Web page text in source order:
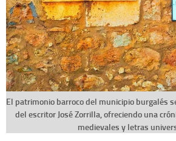
El patrimonio barroco del municipio burgalés
del escritor José Zorrilla, ofreciendo una
medievales y letras